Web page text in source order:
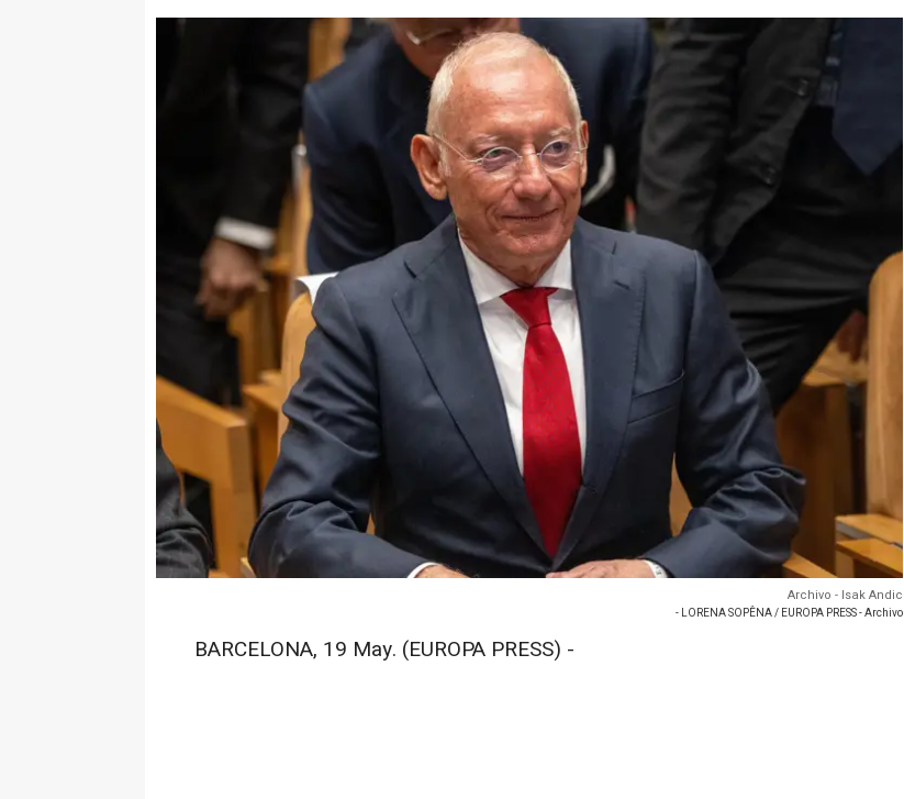
Archivo - Isak Andic
- LORENA SOPÊNA / EUROPA PRESS - Archivo
BARCELONA, 19 May. (EUROPA PRESS) -